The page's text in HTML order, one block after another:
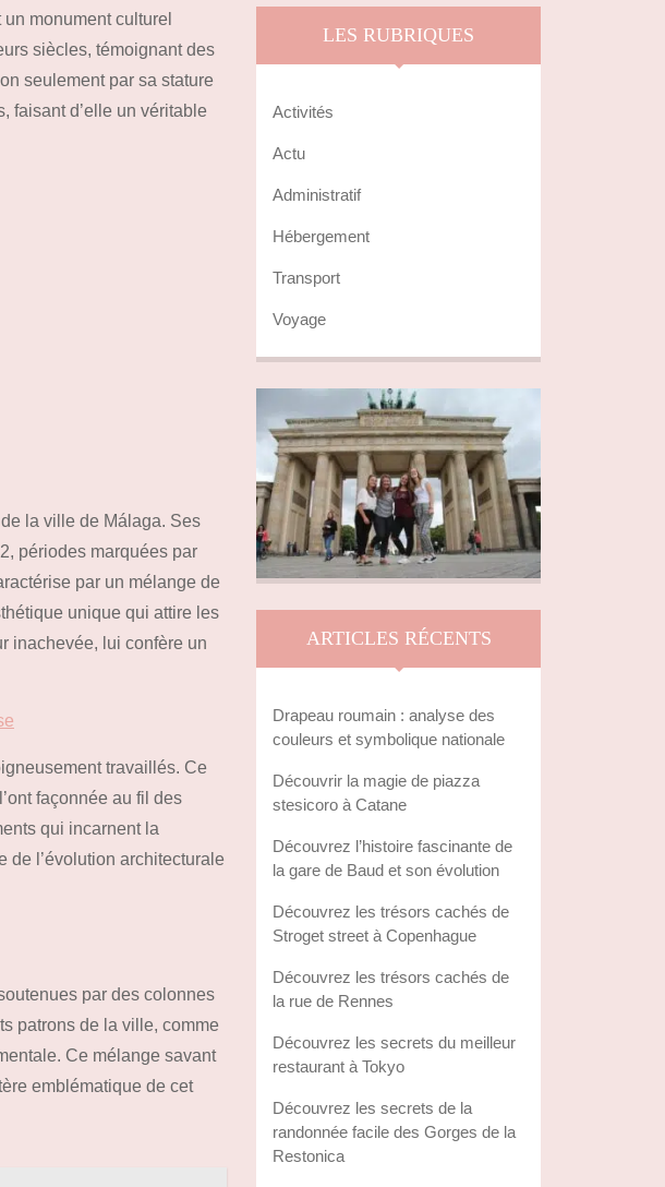
monument culturel
siècles, témoignant des
seulement par sa stature
faisant d’elle un véritable
la ville de Málaga. Ses
périodes marquées par
par un mélange de
unique qui attire les
inachevée, lui confère un
travaillés. Ce
façonnée au fil des
qui incarnent la
de l’évolution architecturale
par des colonnes
patrons de la ville, comme
Ce mélange savant
emblématique de cet
LES RUBRIQUES
Activités
Actu
Administratif
Hébergement
Transport
Voyage
ARTICLES RÉCENTS
Drapeau roumain : analyse des
couleurs et symbolique nationale
Découvrir la magie de piazza
stesicoro à Catane
Découvrez l’histoire fascinante de
la gare de Baud et son évolution
Découvrez les trésors cachés de
Stroget street à Copenhague
Découvrez les trésors cachés de
la rue de Rennes
Découvrez les secrets du meilleur
restaurant à Tokyo
Découvrez les secrets de la
randonnée facile des Gorges de la
Restonica